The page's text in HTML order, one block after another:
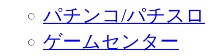
パチンコ/パチスロ
ゲームセンター